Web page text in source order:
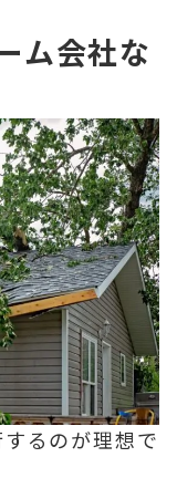
ム会社な
るのが理想で